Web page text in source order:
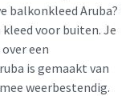
balkonkleed Aruba?
voor buiten. Je
een
is gemaakt van
weerbestendig.